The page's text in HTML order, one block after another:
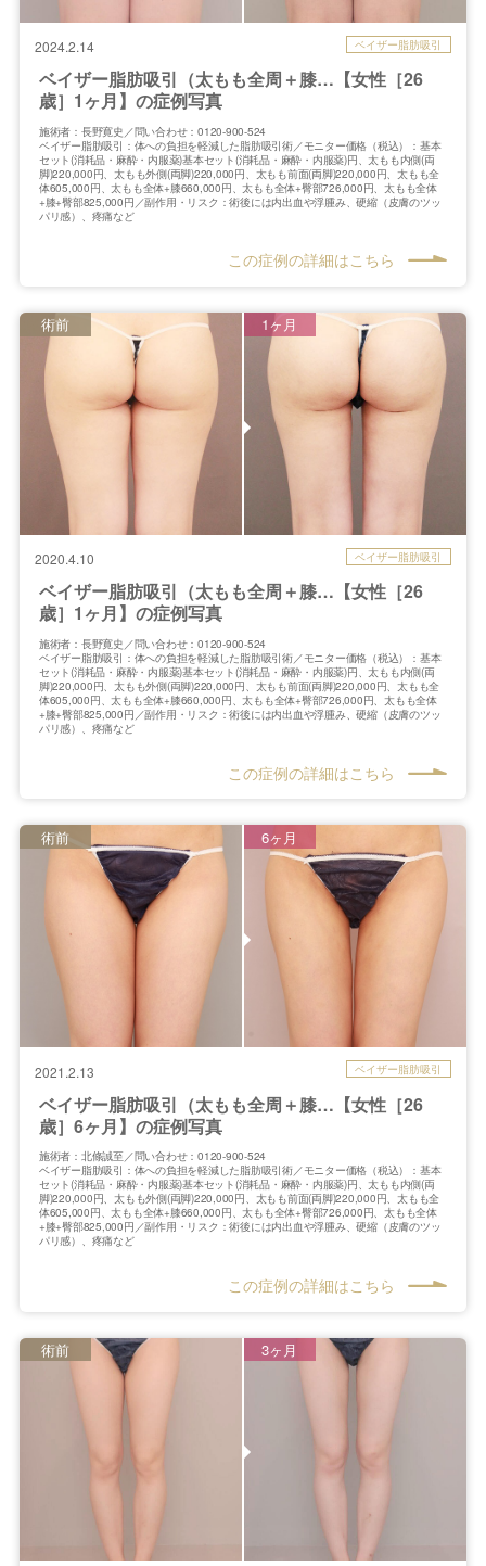
2024.2.14 ベイザー脂肪吸引
ベイザー脂肪吸引（太もも全周＋膝…【女性［26
歳］1ヶ月】の症例写真
施術者：長野寛史／問い合わせ：0120-900-524
ベイザー脂肪吸引：体への負担を軽減した脂肪吸引術／モニター価格（税込）：基本
セット(消耗品・麻酔・内服薬)基本セット(消耗品・麻酔・内服薬)円、太もも内側(両
脚)220,000円、太もも外側(両脚)220,000円、太もも前面(両脚)220,000円、太もも全
体605,000円、太もも全体+膝660,000円、太もも全体+臀部726,000円、太もも全体
+膝+臀部825,000円／副作用・リスク：術後には内出血や浮腫み、硬縮（皮膚のツッ
パリ感）、疼痛など
この症例の詳細はこちら
2020.4.10 ベイザー脂肪吸引
ベイザー脂肪吸引（太もも全周＋膝…【女性［26
歳］1ヶ月】の症例写真
術前 1ヶ月
施術者：長野寛史／問い合わせ：0120-900-524
ベイザー脂肪吸引：体への負担を軽減した脂肪吸引術／モニター価格（税込）：基本
セット(消耗品・麻酔・内服薬)基本セット(消耗品・麻酔・内服薬)円、太もも内側(両
脚)220,000円、太もも外側(両脚)220,000円、太もも前面(両脚)220,000円、太もも全
体605,000円、太もも全体+膝660,000円、太もも全体+臀部726,000円、太もも全体
+膝+臀部825,000円／副作用・リスク：術後には内出血や浮腫み、硬縮（皮膚のツッ
パリ感）、疼痛など
この症例の詳細はこちら
2021.2.13 ベイザー脂肪吸引
ベイザー脂肪吸引（太もも全周＋膝…【女性［26
歳］6ヶ月】の症例写真
術前 6ヶ月
施術者：北條誠至／問い合わせ：0120-900-524
ベイザー脂肪吸引：体への負担を軽減した脂肪吸引術／モニター価格（税込）：基本
セット(消耗品・麻酔・内服薬)基本セット(消耗品・麻酔・内服薬)円、太もも内側(両
脚)220,000円、太もも外側(両脚)220,000円、太もも前面(両脚)220,000円、太もも全
体605,000円、太もも全体+膝660,000円、太もも全体+臀部726,000円、太もも全体
+膝+臀部825,000円／副作用・リスク：術後には内出血や浮腫み、硬縮（皮膚のツッ
パリ感）、疼痛など
この症例の詳細はこちら
術前 3ヶ月